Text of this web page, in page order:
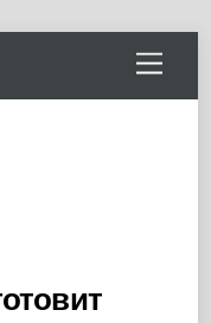
Menu